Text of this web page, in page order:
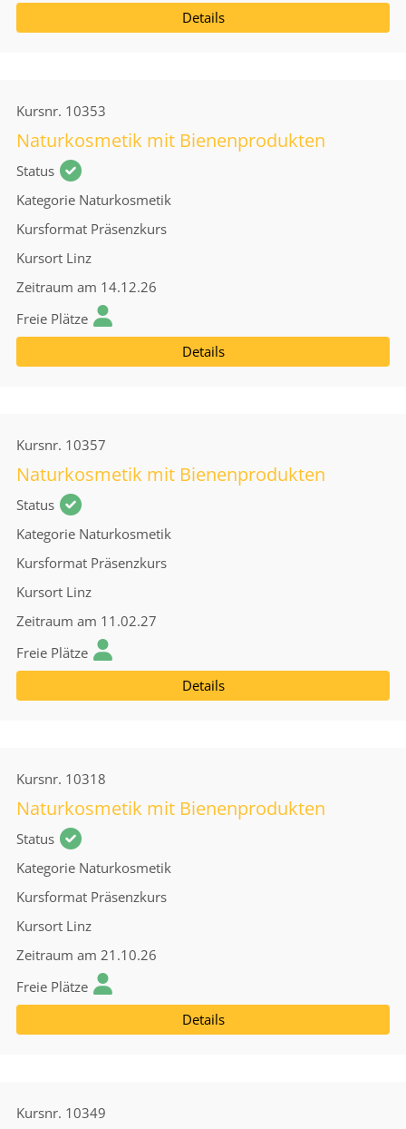
Details
Kursnr. 10353
Naturkosmetik mit Bienenprodukten
Status
Kategorie Naturkosmetik
Kursformat Präsenzkurs
Kursort Linz
Zeitraum am 14.12.26
Freie Plätze
Details
Kursnr. 10357
Naturkosmetik mit Bienenprodukten
Status
Kategorie Naturkosmetik
Kursformat Präsenzkurs
Kursort Linz
Zeitraum am 11.02.27
Freie Plätze
Details
Kursnr. 10318
Naturkosmetik mit Bienenprodukten
Status
Kategorie Naturkosmetik
Kursformat Präsenzkurs
Kursort Linz
Zeitraum am 21.10.26
Freie Plätze
Details
Kursnr. 10349